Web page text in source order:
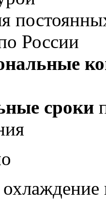
России
сроки